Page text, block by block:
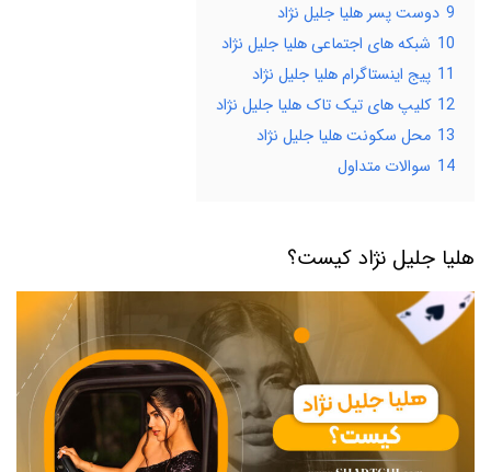
9 دوست پسر هلیا جلیل نژاد
10 شبکه ‌های اجتماعی هلیا جلیل نژاد
11 پیج اینستاگرام هلیا جلیل نژاد
12 کلیپ ‌های تیک تاک هلیا جلیل نژاد
13 محل سکونت هلیا جلیل نژاد
14 سوالات متداول
هلیا جلیل نژاد کیست؟